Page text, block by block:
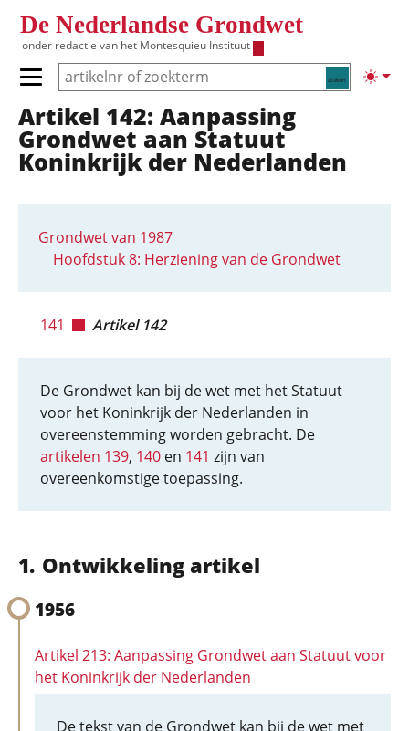
De Nederlandse Grondwet
onder redactie van het Montesquieu Instituut
Zoeken
Primair menu tonen/verbergen
Hoofdnavigatie
Artikel 142: Aanpassing
Grondwet aan Statuut
Koninkrijk der Nederlanden
Grondwet van 1987
Hoofdstuk 8: Herziening van de Grondwet
141 Artikel 142
De Grondwet kan bij de wet met het Statuut
voor het Koninkrijk der Nederlanden in
overeenstemming worden gebracht. De
artikelen 139, 140 en 141 zijn van
overeenkomstige toepassing.
Ontwikkeling artikel
1956
Artikel 213: Aanpassing Grondwet aan Statuut voor
het Koninkrijk der Nederlanden
De tekst van de Grondwet kan bij de wet met